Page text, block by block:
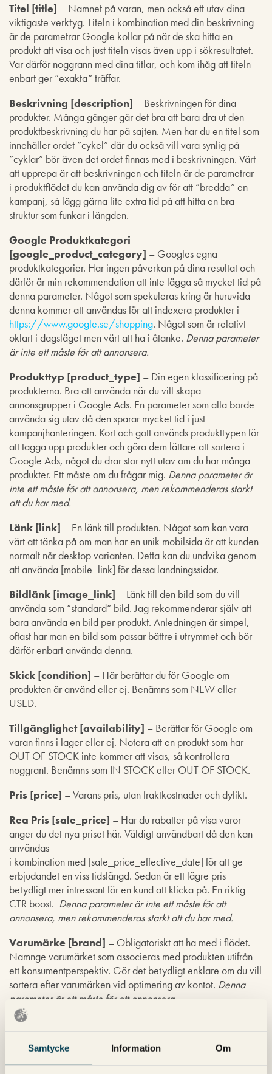
Samtycke Information Om
Titel [title] – Namnet på varan, men också ett utav dina
viktigaste verktyg. Titeln i kombination med din beskrivning
är de parametrar Google kollar på när de ska hitta en
produkt att visa och just titeln visas även upp i sökresultatet.
Var därför noggrann med dina titlar, och kom ihåg att titeln
enbart ger ”exakta” träffar.
Beskrivning [description] – Beskrivningen för dina
produkter. Många gånger går det bra att bara dra ut den
produktbeskrivning du har på sajten. Men har du en titel som
innehåller ordet ”cykel” där du också vill vara synlig på
”cyklar” bör även det ordet finnas med i beskrivningen. Värt
att upprepa är att beskrivningen och titeln är de parametrar
i produktflödet du kan använda dig av för att ”bredda” en
kampanj, så lägg gärna lite extra tid på att hitta en bra
struktur som funkar i längden.
Google Produktkategori
[google_product_category] – Googles egna
produktkategorier. Har ingen påverkan på dina resultat och
därför är min rekommendation att inte lägga så mycket tid på
denna parameter. Något som spekuleras kring är huruvida
denna kommer att användas för att indexera produkter i
https://www.google.se/shopping. Något som är relativt
oklart i dagsläget men värt att ha i åtanke. Denna parameter
är inte ett måste för att annonsera.
Produkttyp [product_type] – Din egen klassificering på
produkterna. Bra att använda när du vill skapa
annonsgrupper i Google Ads. En parameter som alla borde
använda sig utav då den sparar mycket tid i just
kampanjhanteringen. Kort och gott används produkttypen för
att tagga upp produkter och göra dem lättare att sortera i
Google Ads, något du drar stor nytt utav om du har många
produkter. Ett måste om du frågar mig. Denna parameter är
inte ett måste för att annonsera, men rekommenderas starkt
att du har med.
Länk [link] – En länk till produkten. Något som kan vara
värt att tänka på om man har en unik mobilsida är att kunden
normalt når desktop varianten. Detta kan du undvika genom
att använda [mobile_link] för dessa landningssidor.
Bildlänk [image_link] – Länk till den bild som du vill
använda som ”standard” bild. Jag rekommenderar själv att
bara använda en bild per produkt. Anledningen är simpel,
oftast har man en bild som passar bättre i utrymmet och bör
därför enbart använda denna.
Skick [condition] – Här berättar du för Google om
produkten är använd eller ej. Benämns som NEW eller
USED.
Tillgänglighet [availability] – Berättar för Google om
varan finns i lager eller ej. Notera att en produkt som har
OUT OF STOCK inte kommer att visas, så kontrollera
noggrant. Benämns som IN STOCK eller OUT OF STOCK.
Pris [price] – Varans pris, utan fraktkostnader och dylikt.
Rea Pris [sale_price] – Har du rabatter på visa varor
anger du det nya priset här. Väldigt användbart då den kan
användas
i kombination med [sale_price_effective_date] för att ge
erbjudandet en viss tidslängd. Sedan är ett lägre pris
betydligt mer intressant för en kund att klicka på. En riktig
CTR boost. Denna parameter är inte ett måste för att
annonsera, men rekommenderas starkt att du har med.
Varumärke [brand] – Obligatoriskt att ha med i flödet.
Namnge varumärket som associeras med produkten utifrån
ett konsumentperspektiv. Gör det betydligt enklare om du vill
sortera efter varumärken vid optimering av kontot. Denna
parameter är ett måste för att annonsera.
Att optimera produktflödet kan vara skillnaden på en lönsam
är din erfarenhet av att optimera produktflödet?